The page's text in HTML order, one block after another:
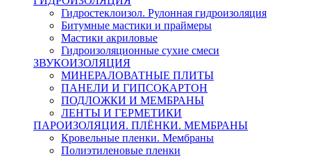
Гидростеклоизол. Рулонная гидроизоляция
Битумные мастики и праймеры
Мастики акриловые
Гидроизоляционные сухие смеси
ЗВУКОИЗОЛЯЦИЯ
МИНЕРАЛОВАТНЫЕ ПЛИТЫ
ПАНЕЛИ И ГИПСОКАРТОН
ПОДЛОЖКИ И МЕМБРАНЫ
ЛЕНТЫ И ГЕРМЕТИКИ
ПАРОИЗОЛЯЦИЯ. ПЛЁНКИ. МЕМБРАНЫ
Кровельные пленки. Мембраны
Полиэтиленовые пленки